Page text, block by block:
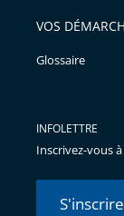
VOS
Glossaire
INFOLETTRE
Inscrivez-vous
S'inscrire